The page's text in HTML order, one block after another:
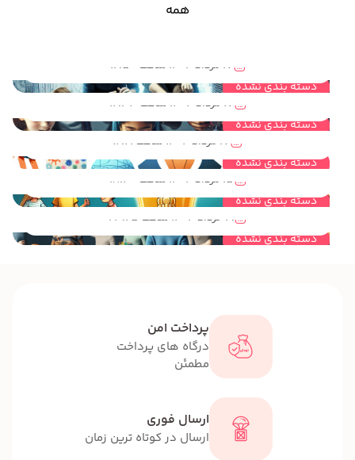
همه
دسته بندی نشده
17 مرداد 1404 ساعت 12:50
دسته بندی نشده
مهندسی خلاقیت و نقش آن در بهبود مهارتهای لازم برای کودکان و نوجوانان
17 مرداد 1404 ساعت 12:33
دسته بندی نشده
مهندسی خلاقیت راهی برای ایده پردازی خلاق در کودکان و نوجوانان
17 مرداد 1404 ساعت 12:21
دسته بندی نشده
مهندسی خلاقیت چه کمکی به کودکان و نوجوانان برای روش حل مساله می کند؟
15 مرداد 1404 ساعت 18:40
دسته بندی نشده
مهندسی خلاقیت چیست و چه ارتباطی با اعتماد به نفس کودکان و نوجوانان دارد؟
19 خرداد 1404 ساعت 23:25
پرداخت امن
درگاه های پرداخت
مطمئن
ارسال فوری
ارسال در کوتاه ترین زمان